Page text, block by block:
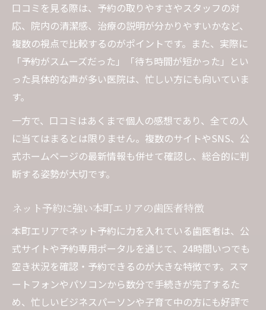
口コミを見る際は、予約の取りやすさやスタッフの対
応、院内の清潔感、治療の説明が分かりやすいかなど、
複数の視点で比較するのがポイントです。また、実際に
「予約がスムーズだった」「待ち時間が短かった」とい
った具体的な声が多い医院は、忙しい方にも向いていま
す。
一方で、口コミはあくまで個人の感想であり、全ての人
に当てはまるとは限りません。複数のサイトやSNS、公
式ホームページの最新情報も併せて確認し、総合的に判
断する姿勢が大切です。
ネット予約に強い本町エリアの歯医者特徴
本町エリアでネット予約に力を入れている歯医者は、公
式サイトや予約専用ポータルを通じて、24時間いつでも
空き状況を確認・予約できるのが大きな特徴です。スマ
ートフォンやパソコンから数分で手続きが完了するた
め、忙しいビジネスパーソンや子育て中の方にも好評で